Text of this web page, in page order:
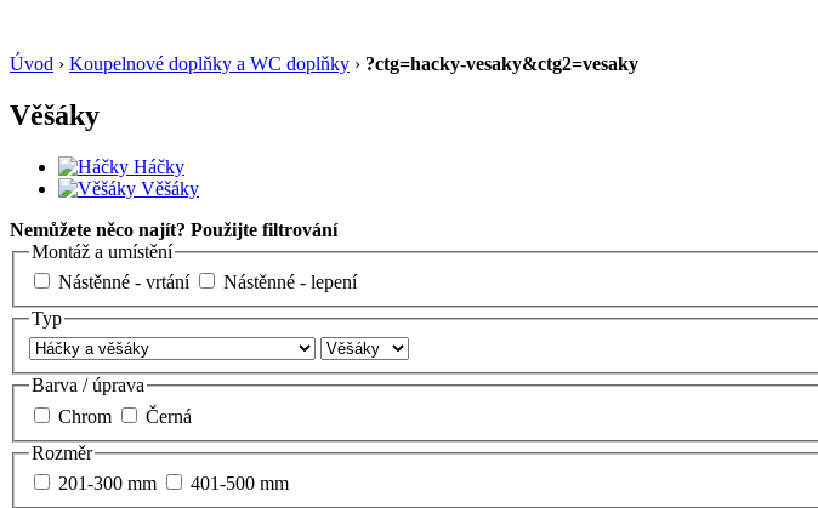
Úvod › Koupelnové doplňky a WC doplňky › ?ctg=hacky-vesaky&ctg2=vesaky
Věšáky
Háčky
Věšáky
Nemůžete něco najít? Použijte filtrování
Montáž a umístění
Nástěnné - vrtání
Nástěnné - lepení
Typ
Barva / úprava
Chrom
Černá
Rozměr
201-300 mm
401-500 mm